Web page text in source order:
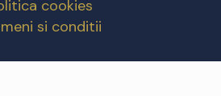
cookies
si conditii